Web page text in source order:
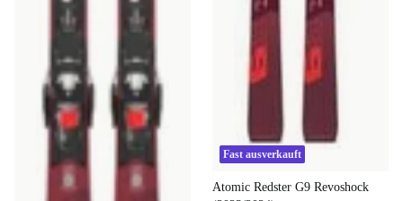
Fast ausverkauft
Atomic Redster G9 Revoshock